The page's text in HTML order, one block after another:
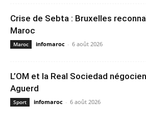
Crise de Sebta : Bruxelles
Maroc
Maroc infomaroc - 6 août 2026
L’OM et la Real Sociedad
Aguerd
Sport infomaroc - 6 août 2026